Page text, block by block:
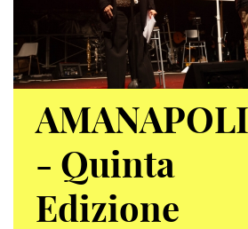
AMANAPOLI
- Quinta
Edizione